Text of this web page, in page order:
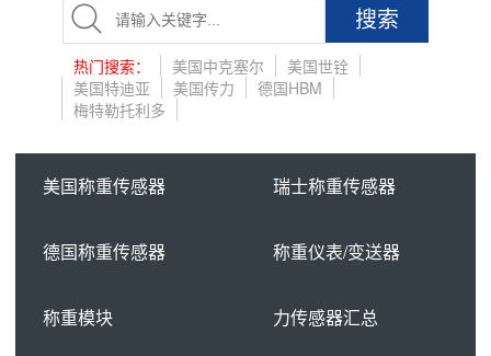
搜索
热门搜索： 美国中克塞尔
美国世铨
美国特迪亚
美国传力
德国HBM
梅特勒托利多
美国称重传感器 瑞士称重传感器
德国称重传感器 称重仪表/变送器
称重模块 力传感器汇总